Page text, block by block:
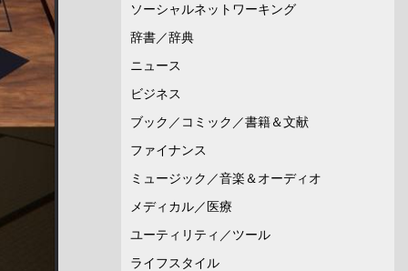
ソーシャルネットワーキング
辞書／辞典
ニュース
ビジネス
ブック／コミック／書籍＆文献
ファイナンス
ミュージック／音楽＆オーディオ
メディカル／医療
ユーティリティ／ツール
ライフスタイル